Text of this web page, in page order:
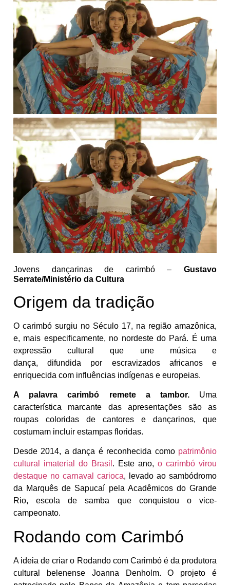
Jovens dançarinas de carimbó – Gustavo
Serrate/Ministério da Cultura
Origem da tradição
O carimbó surgiu no Século 17, na região amazônica,
e, mais especificamente, no nordeste do Pará. É uma
expressão cultural que une música e
dança, difundida por escravizados africanos e
enriquecida com influências indígenas e europeias.
A palavra carimbó remete a tambor.Uma
característica marcante das apresentações são as
roupas coloridas de cantores e dançarinos, que
costumam incluir estampas floridas.
Desde 2014, a dança é reconhecida como patrimônio
cultural imaterial do Brasil . Este ano, o carimbó virou
destaque no carnaval carioca, levado ao sambódromo
da Marquês de Sapucaí pela Acadêmicos do Grande
Rio, escola de samba que conquistou o vice-
campeonato.
Rodando com Carimbó
A ideia de criar o Rodando com Carimbó é da produtora
cultural belenense Joanna Denholm. O projeto é